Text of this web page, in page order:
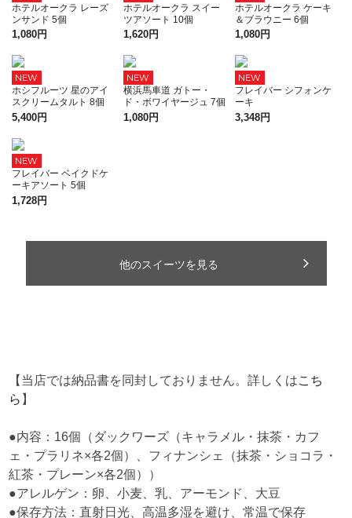
【当店では納品書を同封しておりません。詳しくはこち
ら 】
●内容：16個（ダックワーズ（キャラメル・抹茶・カフ
ェ・プラリネ×各2個）、フィナンシェ（抹茶・ショコラ・
紅茶・プレーン×各2個））
●アレルゲン：卵、小麦、乳、アーモンド、大豆
●保存方法：直射日光、高温多湿を避け、常温で保存